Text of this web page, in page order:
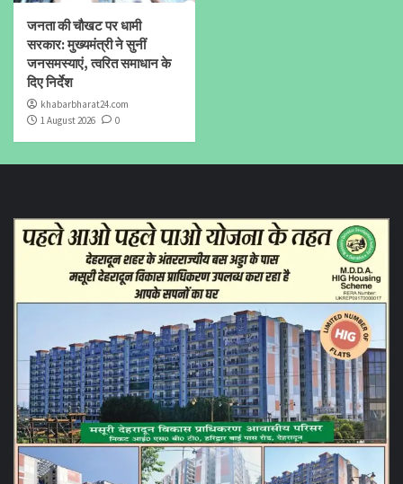
जनता की चौखट पर धामी
सरकार: मुख्यमंत्री ने सुनीं
जनसमस्याएं, त्वरित समाधान के
दिए निर्देश
khabarbharat24.com
1 August 2026
0